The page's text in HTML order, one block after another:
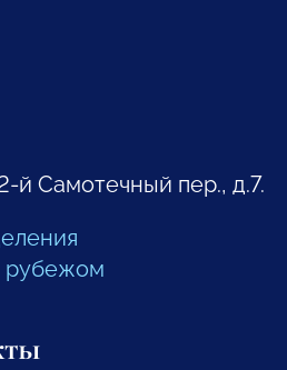
й Самотечный пер., д.7.
рубежом